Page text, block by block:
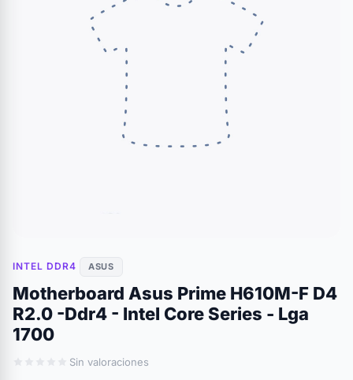
INTEL DDR4 ASUS
Motherboard Asus Prime H610M-F D4
R2.0 -Ddr4 - Intel Core Series - Lga
1700
Sin valoraciones